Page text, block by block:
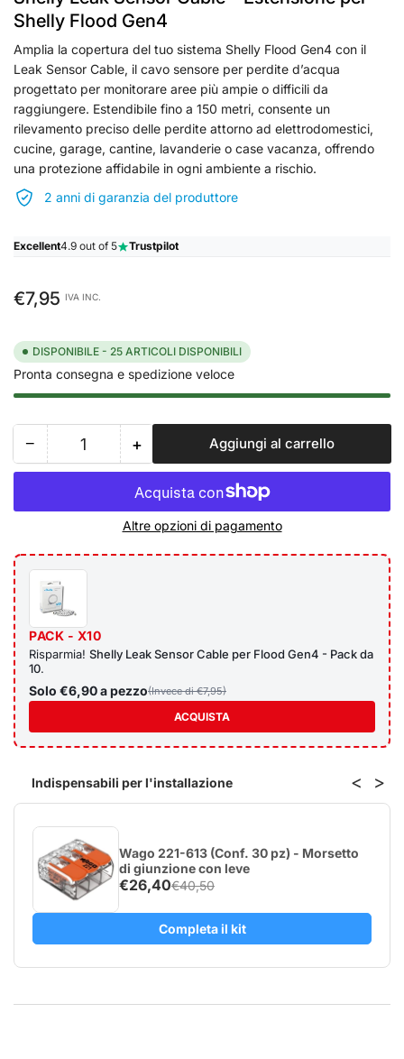
Shelly Flood Gen4
Amplia la copertura del tuo sistema Shelly Flood Gen4 con il
Leak Sensor Cable, il cavo sensore per perdite d’acqua
progettato per monitorare aree più ampie o difficili da
raggiungere. Estendibile fino a 150 metri, consente un
rilevamento preciso delle perdite attorno ad elettrodomestici,
cucine, garage, cantine, lavanderie o case vacanza, offrendo
una protezione affidabile in ogni ambiente a rischio.
2 anni di garanzia del produttore
Excellent4.9 out of 5 Trustpilot
Prezzo
standard
€7,95 IVA INC.
DISPONIBILE - 25 ARTICOLI DISPONIBILI
Pronta consegna e spedizione veloce
− Riduci
quantità
Shelly
Cable
Estensione
per
Shelly
Flood
Gen4
Quantità +Aumenta
quantità
per
Shelly
Leak
Flood
Aggiungi al carrello
Altre opzioni di pagamento
PACK - X10
Risparmia! Shelly Leak Sensor Cable per Flood Gen4 - Pack da
10.
Solo €6,90 a pezzo(Invece di €7,95)
ACQUISTA
Indispensabili per l'installazione < >
Wago 221-613 (Conf. 30 pz) - Morsetto
di giunzione con leve
€26,40€40,50
Completa il kit